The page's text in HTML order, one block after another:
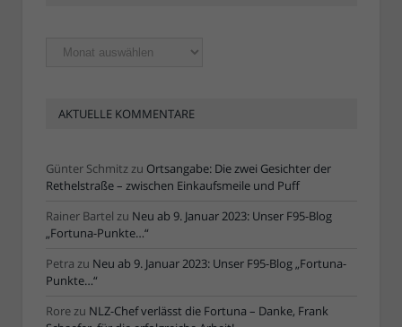
Ältere
Artikel
AKTUELLE KOMMENTARE
Günter Schmitzzu Ortsangabe: Die zwei Gesichter der
Rethelstraße – zwischen Einkaufsmeile und Puff
Rainer Bartel zu Neu ab 9. Januar 2023: Unser F95-Blog
„Fortuna-Punkte…“
Petra zu Neu ab 9. Januar 2023: Unser F95-Blog „Fortuna-
Punkte…“
Rorezu NLZ-Chef verlässt die Fortuna – Danke, Frank